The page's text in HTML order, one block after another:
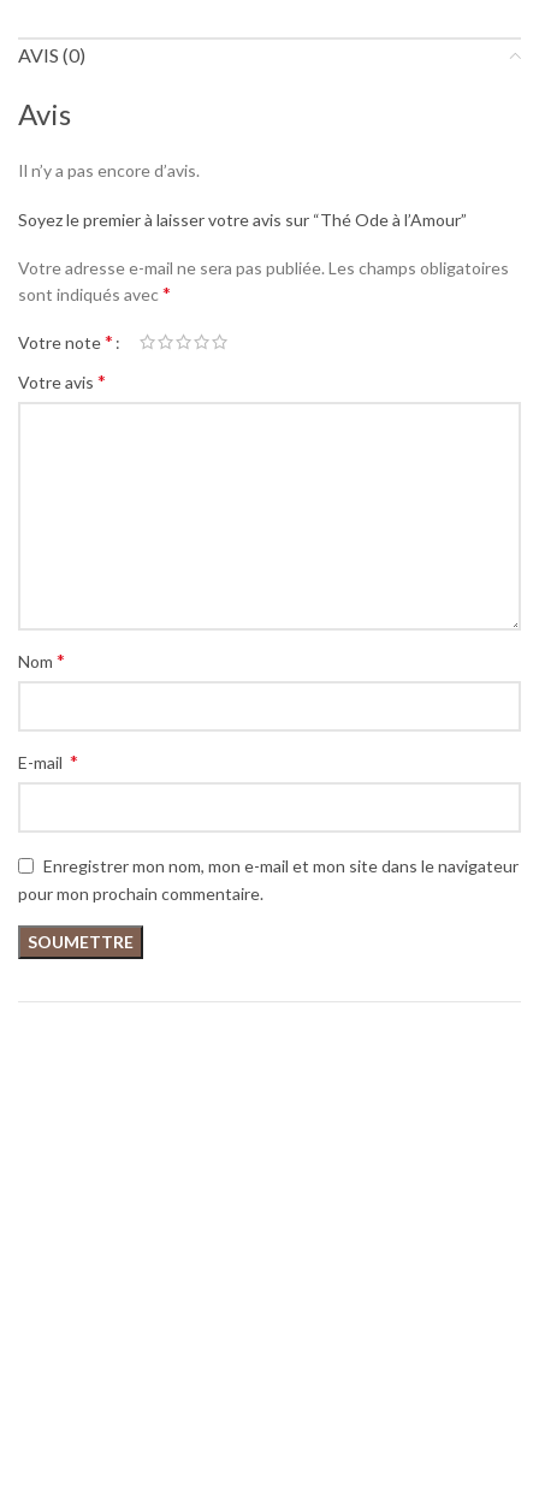
AVIS (0)
Avis
Il n’y a pas encore d’avis.
Soyez le premier à laisser votre avis sur “Thé Ode à l’Amour”
Votre adresse e-mail ne sera pas publiée. Les champs obligatoires
sont indiqués avec*
Votre note*
Votre avis *
Nom *
E-mail *
Enregistrer mon nom, mon e-mail et mon site dans le navigateur
pour mon prochain commentaire.